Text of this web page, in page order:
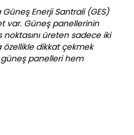
Enerji Santrali (GES)
var. Güneş panellerinin
üreten sadece iki
dikkat çekmek
panelleri hem